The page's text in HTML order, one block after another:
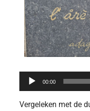
Audiospeler
00:00
Vergeleken met de